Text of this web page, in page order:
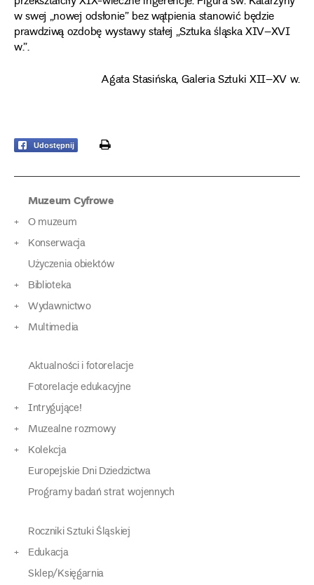
w swej „nowej odsłonie” bez wątpienia stanowić będzie
prawdziwą ozdobę wystawy stałej „Sztuka śląska XIV–XVI
w.”.
Agata Stasińska, Galeria Sztuki XII–XV w.
Udostępnij print
Muzeum Cyfrowe
O muzeum
Konserwacja
Użyczenia obiektów
Biblioteka
Wydawnictwo
Multimedia
Aktualności i fotorelacje
Fotorelacje edukacyjne
Intrygujące!
Muzealne rozmowy
Kolekcja
Europejskie Dni Dziedzictwa
Programy badań strat wojennych
Roczniki Sztuki Śląskiej
Edukacja
Sklep/Księgarnia